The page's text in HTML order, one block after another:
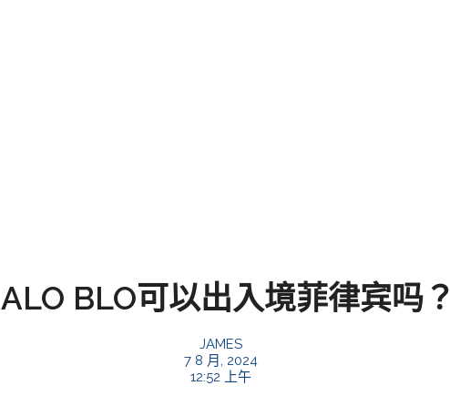
ALO BLO可以出入境菲律宾吗？
JAMES
7 8 月, 2024
12:52 上午